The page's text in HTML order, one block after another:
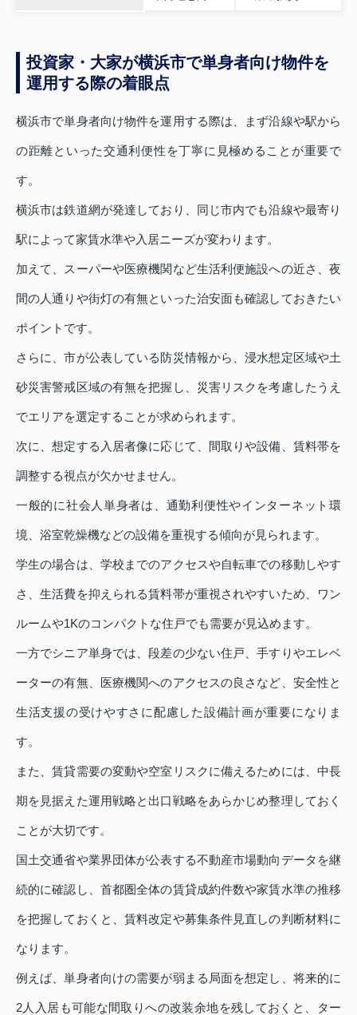
投資家・大家が横浜市で単身者向け物件を
運用する際の着眼点
横浜市で単身者向け物件を運用する際は、まず沿線や駅から
の距離といった交通利便性を丁寧に見極めることが重要で
す。
横浜市は鉄道網が発達しており、同じ市内でも沿線や最寄り
駅によって家賃水準や入居ニーズが変わります。
加えて、スーパーや医療機関など生活利便施設への近さ、夜
間の人通りや街灯の有無といった治安面も確認しておきたい
ポイントです。
さらに、市が公表している防災情報から、浸水想定区域や土
砂災害警戒区域の有無を把握し、災害リスクを考慮したうえ
でエリアを選定することが求められます。
次に、想定する入居者像に応じて、間取りや設備、賃料帯を
調整する視点が欠かせません。
一般的に社会人単身者は、通勤利便性やインターネット環
境、浴室乾燥機などの設備を重視する傾向が見られます。
学生の場合は、学校までのアクセスや自転車での移動しやす
さ、生活費を抑えられる賃料帯が重視されやすいため、ワン
ルームや1Kのコンパクトな住戸でも需要が見込めます。
一方でシニア単身では、段差の少ない住戸、手すりやエレベ
ーターの有無、医療機関へのアクセスの良さなど、安全性と
生活支援の受けやすさに配慮した設備計画が重要になりま
す。
また、賃貸需要の変動や空室リスクに備えるためには、中長
期を見据えた運用戦略と出口戦略をあらかじめ整理しておく
ことが大切です。
国土交通省や業界団体が公表する不動産市場動向データを継
続的に確認し、首都圏全体の賃貸成約件数や家賃水準の推移
を把握しておくと、賃料改定や募集条件見直しの判断材料に
なります。
例えば、単身者向けの需要が弱まる局面を想定し、将来的に
2人入居も可能な間取りへの改装余地を残しておくと、ター